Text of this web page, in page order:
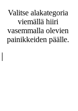
Valitse alakategoria
viemällä hiiri
vasemmalla olevien
painikkeiden päälle.